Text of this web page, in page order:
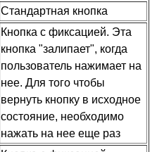
Стандартная кнопка
Кнопка с фиксацией. Эта
кнопка "залипает", когда
пользователь нажимает на
нее. Для того чтобы
вернуть кнопку в исходное
состояние, необходимо
нажать на нее еще раз